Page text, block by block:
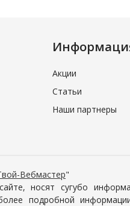
Акции
Статьи
Наши партнеры
Вебмастер"
носят сугубо
подробной